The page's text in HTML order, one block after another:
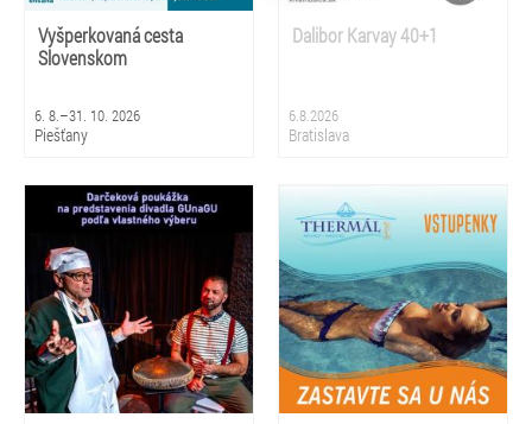
Vyšperkovaná cesta
Slovenskom
6. 8.–31. 10. 2026
Piešťany
Dalibor Karvay 40+1
6.8.2026
Bratislava